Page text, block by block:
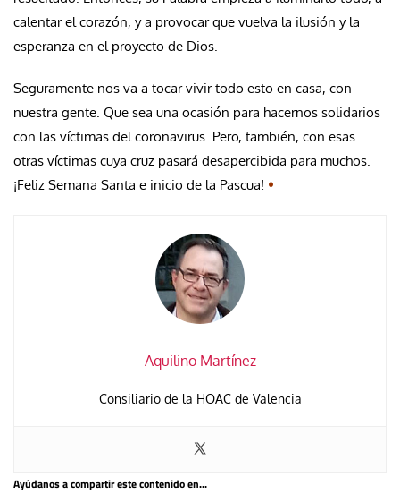
calentar el corazón, y a provocar que vuelva la ilusión y la
esperanza en el proyecto de Dios.
Seguramente nos va a tocar vivir todo esto en casa, con
nuestra gente. Que sea una ocasión para hacernos solidarios
con las víctimas del coronavirus. Pero, también, con esas
otras víctimas cuya cruz pasará desapercibida para muchos.
¡Feliz Semana Santa e inicio de la Pascua! •
Aquilino Martínez
Consiliario de la HOAC de Valencia
Ayúdanos a compartir este contenido en...